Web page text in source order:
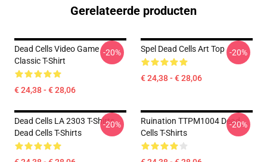
Gerelateerde producten
Dead Cells Video Game
Classic T-Shirt
€ 24,38 - € 28,06
-20% Spel Dead Cells Art Top
€ 24,38 - € 28,06
-20%
Dead Cells LA 2303 T-Shirts
Dead Cells T-Shirts
-20%
Ruination TTPM1004 Dead
Cells T-Shirts
-20%